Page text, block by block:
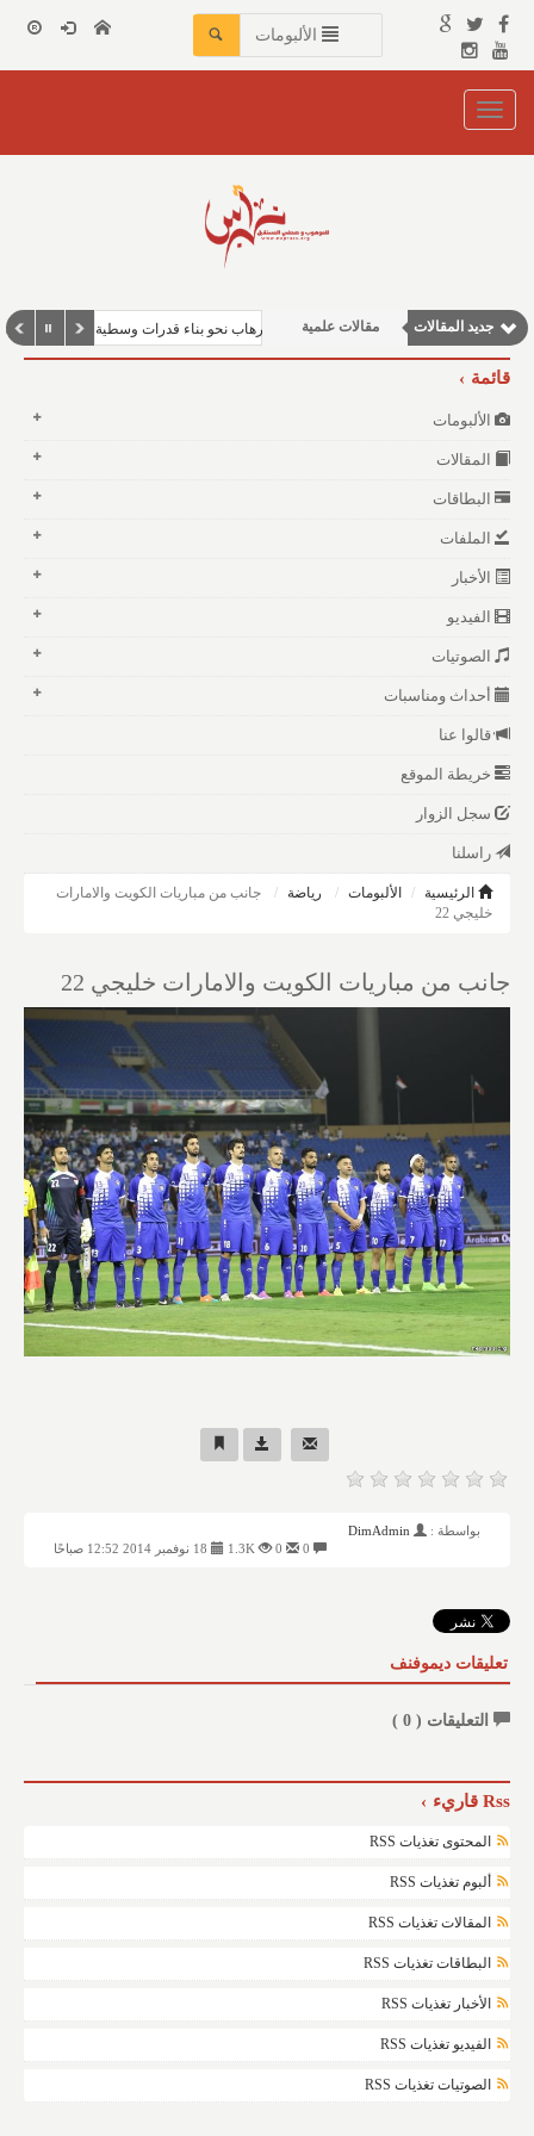
الألبومات
Toggle
navigation
جديد المقالات مقالات علمية
وطنية
التحالف الإسلامي العسكري لمكافحة الإرهاب نحو بناء قدرات وسطية واعدة.. في جزر
قائمة
الألبومات
المقالات
البطاقات
الملفات
الأخبار
الفيديو
الصوتيات
أحداث ومناسبات
قالوا عنا
خريطة الموقع
سجل الزوار
راسلنا
الرئيسية الألبومات رياضة
جانب من مباريات الكويت والامارات
خليجي 22
جانب من مباريات الكويت والامارات خليجي 22
بواسطة :
DimAdmin
1.3K
تعليقات ديموفنف
التعليقات ( 0
)
Rss قاريء
المحتوى تغذيات RSS
ألبوم تغذيات RSS
المقالات تغذيات RSS
البطاقات تغذيات RSS
الأخبار تغذيات RSS
الفيديو تغذيات RSS
الصوتيات تغذيات RSS